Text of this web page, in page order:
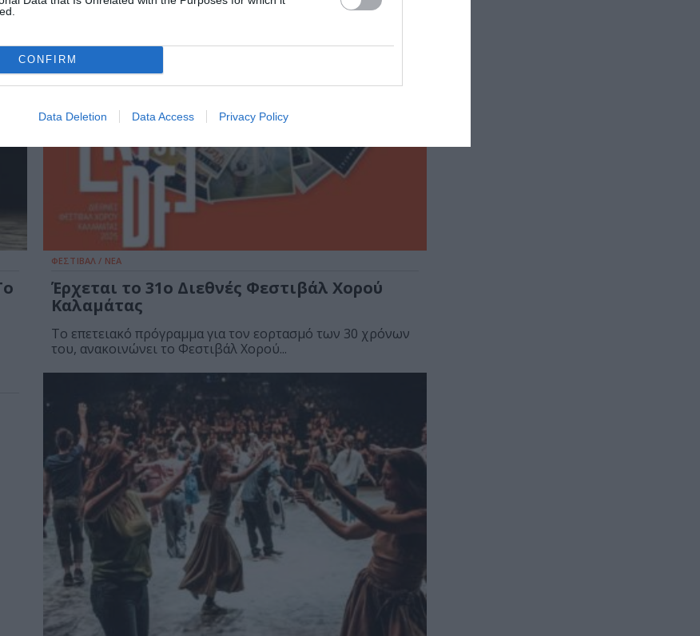
CONFIRM
Data Deletion Data Access Privacy Policy
ΦΕΣΤΙΒΑΛ / ΝΕΑ
Έρχεται το 31ο Διεθνές Φεστιβάλ Χορού
Καλαμάτας
Το επετειακό πρόγραμμα για τον εορτασμό των 30 χρόνων
του, ανακοινώνει το Φεστιβάλ Χορού...